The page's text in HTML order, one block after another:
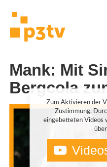
Mank: Mit
Bergcola
Zum Aktivieren der
Zustimmung.
eingebetteten Videos